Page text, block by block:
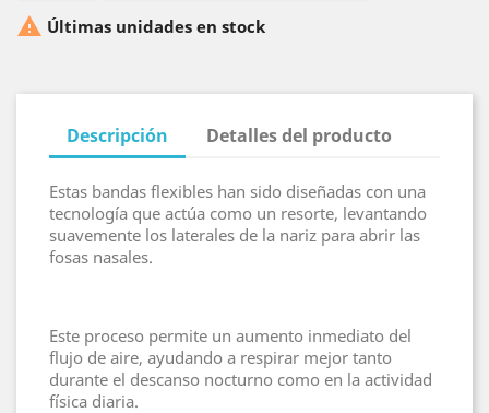
 Últimas unidades en stock
Descripción Detalles del producto
Estas bandas flexibles han sido diseñadas con una
tecnología que actúa como un resorte, levantando
suavemente los laterales de la nariz para abrir las
fosas nasales.
Este proceso permite un aumento inmediato del
flujo de aire, ayudando a respirar mejor tanto
durante el descanso nocturno como en la actividad
física diaria.